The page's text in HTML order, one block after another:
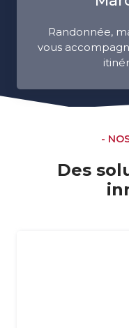
Randonnée,
vous
-
Des